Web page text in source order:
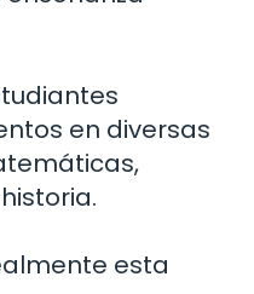
en diversas
esta